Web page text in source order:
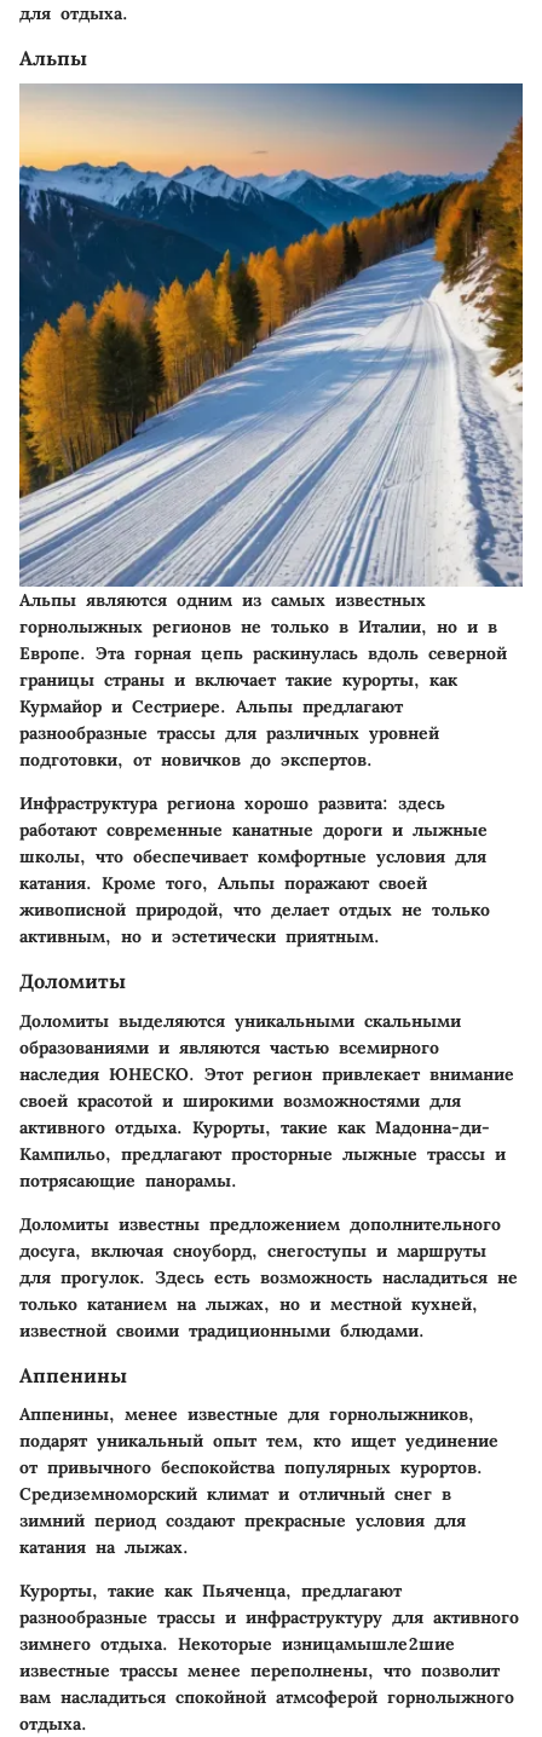
для отдыха.
Альпы
Альпы являются одним из самых известных
горнолыжных регионов не только в Италии, но и в
Европе. Эта горная цепь раскинулась вдоль северной
границы страны и включает такие курорты, как
Курмайор и Сестриере. Альпы предлагают
разнообразные трассы для различных уровней
подготовки, от новичков до экспертов.
Инфраструктура региона хорошо развита: здесь
работают современные канатные дороги и лыжные
школы, что обеспечивает комфортные условия для
катания. Кроме того, Альпы поражают своей
живописной природой, что делает отдых не только
активным, но и эстетически приятным.
Доломиты
Доломиты выделяются уникальными скальными
образованиями и являются частью всемирного
наследия ЮНЕСКО. Этот регион привлекает внимание
своей красотой и широкими возможностями для
активного отдыха. Курорты, такие как Мадонна-ди-
Кампильо, предлагают просторные лыжные трассы и
потрясающие панорамы.
Доломиты известны предложением дополнительного
досуга, включая сноуборд, снегоступы и маршруты
для прогулок. Здесь есть возможность насладиться не
только катанием на лыжах, но и местной кухней,
известной своими традиционными блюдами.
Аппенины
Аппенины, менее известные для горнолыжников,
подарят уникальный опыт тем, кто ищет уединение
от привычного беспокойства популярных курортов.
Средиземноморский климат и отличный снег в
зимний период создают прекрасные условия для
катания на лыжах.
Курорты, такие как Пьяченца, предлагают
разнообразные трассы и инфраструктуру для активного
зимнего отдыха. Некоторые изницамышле2шие
известные трассы менее переполнены, что позволит
вам насладиться спокойной атмсоферой горнолыжного
отдыха.